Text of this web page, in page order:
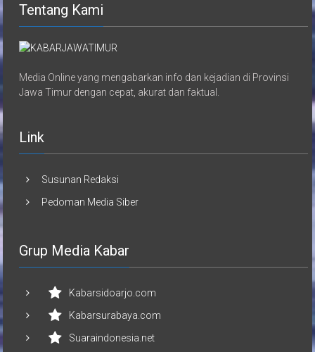
Tentang Kami
Media Online yang mengabarkan info dan kejadian di Provinsi
Jawa Timur dengan cepat, akurat dan faktual.
Link
Susunan Redaksi
Pedoman Media Siber
Grup Media Kabar
Kabarsidoarjo.com
Kabarsurabaya.com
Suaraindonesia.net